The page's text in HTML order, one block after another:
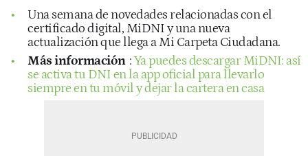
Una semana de novedades relacionadas con el
certificado digital, MiDNI y una nueva
actualización que llega a Mi Carpeta Ciudadana.
Más información :Ya puedes descargar MiDNI: así
se activa tu DNI en la app oficial para llevarlo
siempre en tu móvil y dejar la cartera en casa